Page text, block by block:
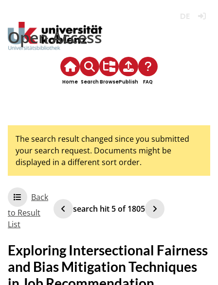
Open Access
Home SearchBrowsePublish FAQ
The search result changed since you submitted
your search request. Documents might be
displayed in a different sort order.
search hit5of1805
Back
to Result
List
Exploring Intersectional Fairness
and Bias Mitigation Techniques